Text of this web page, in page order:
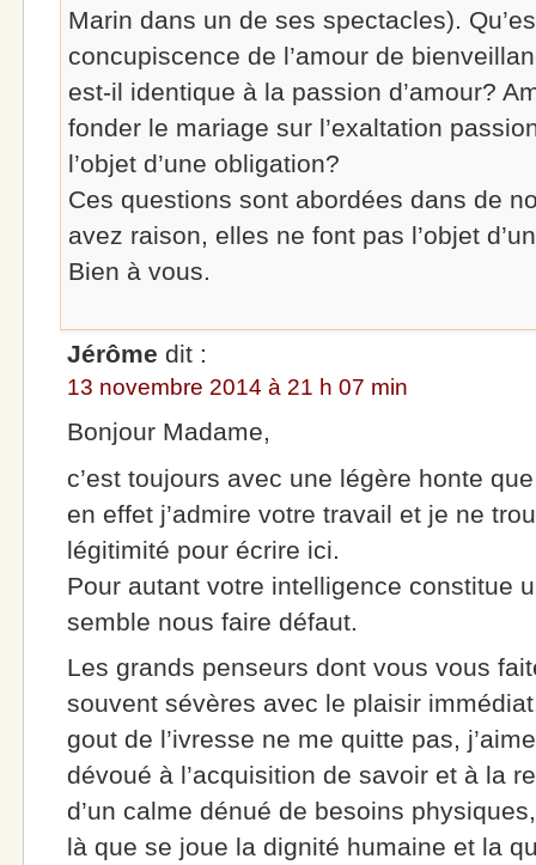
Marin dans un de ses spectacles).
concupiscence de l’amour de
est-il identique à la passion d’amour?
fonder le mariage sur l’exaltation
l’objet d’une obligation?
Ces questions sont abordées dans de
avez raison, elles ne font pas l’objet
Bien à vous.
Jérôme dit :
13 novembre 2014 à 21 h 07 min
Bonjour Madame,
c’est toujours avec une légère honte
en effet j’admire votre travail et je ne
légitimité pour écrire ici.
Pour autant votre intelligence constitue
semble nous faire défaut.
Les grands penseurs dont vous vous
souvent sévères avec le plaisir
gout de l’ivresse ne me quitte pas,
dévoué à l’acquisition de savoir et à la
d’un calme dénué de besoins
là que se joue la dignité humaine et la